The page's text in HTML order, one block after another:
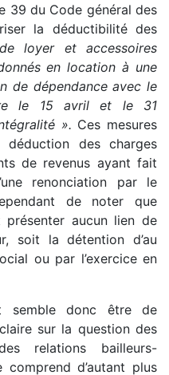
39 du Code général des
la déductibilité des
loyer et accessoires
en location à une
de dépendance avec le
le 15 avril et le 31
». Ces mesures
des charges
de revenus ayant fait
renonciation par le
de noter que
présenter aucun lien de
soit la détention d’au
ou par l’exercice en
semble donc être de
sur la question des
relations bailleurs-
d’autant plus